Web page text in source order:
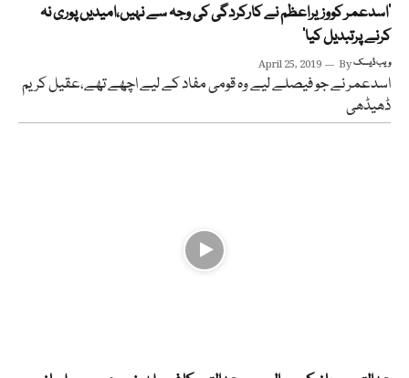
‘اسدعمر کووزیراعظم نے کارکردگی کی وجہ سے نہیں،امیدیں پوری نہ
کرنے پرتبدیل کیا‘
April 25, 2019 Byویب ڈیسک
اسدعمر نے جو فیصلے لیے وہ قومی مفاد کے لیے اچھے تھے،عقیل کریم
ڈھیڈھی